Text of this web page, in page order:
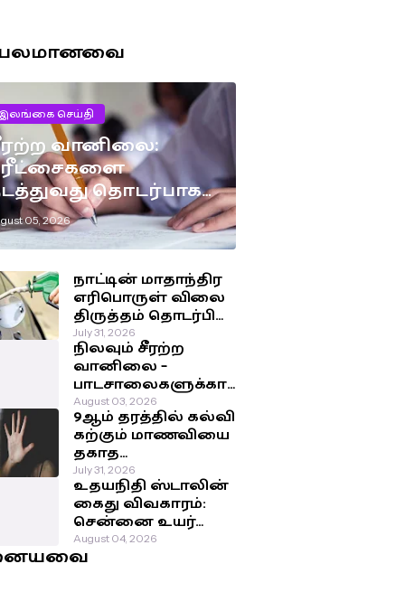
செய்தி
வானிலை:
தொடர்பாக
தீர்மானம்!
05, 2026
நாட்டின் மாதாந்திர
எரிபொருள் விலை
திருத்தம் தொடர்பில்
இன்று
வெளியாகவுள்ள
அறிவிப்பு!
July 31, 2026
நிலவும் சீரற்ற
வானிலை –
பாடசாலைகளுக்கா
ன விடுமுறை
தொடர்பில்
வௌியான தகவல்!
August 03, 2026
9ஆம் தரத்தில் கல்வி
கற்கும் மாணவியை
தகாத
செயற்பாட்டுக்கு
உட்படுத்திய சக
மாணவர்கள்!
July 31, 2026
உதயநிதி ஸ்டாலின்
கைது விவகாரம்:
சென்னை உயர்
நீதிமன்றம்
பிறப்பித்த அதிரடி
August 04, 2026